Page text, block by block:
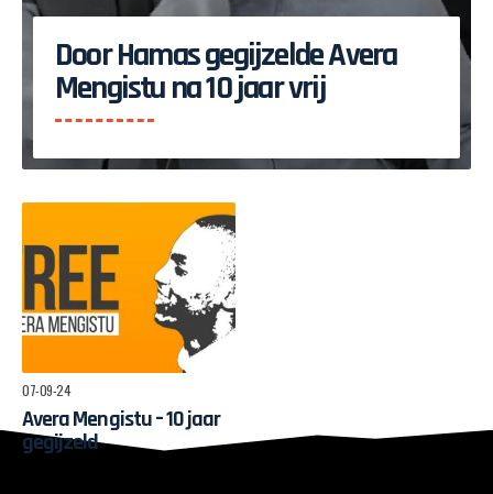
Door Hamas gegijzelde Avera
Mengistu na 10 jaar vrij
07-09-24
Avera Mengistu – 10 jaar
gegijzeld